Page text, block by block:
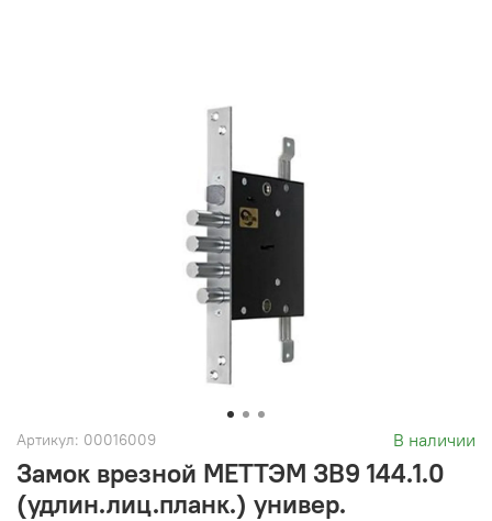
Артикул: 00016009 В наличии
Замок врезной МЕТТЭМ ЗВ9 144.1.0
(удлин.лиц.планк.) универ.